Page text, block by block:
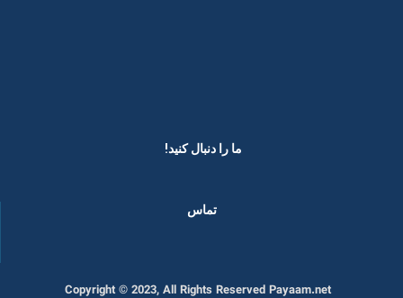
ما را دنبال کنید! ​
تماس
Copyright © 2023, All Rights Reserved Payaam.net